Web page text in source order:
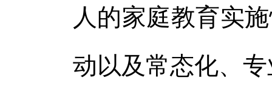
人的家庭教育实
动以及常态化、